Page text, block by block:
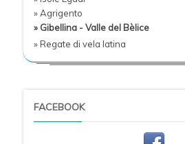
» Agrigento
» Gibellina - Valle del Bèlice
» Regate di vela latina
FACEBOOK